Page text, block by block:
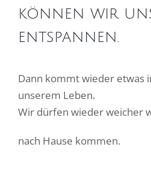
können wir
entspannen.
Dann kommt wieder etwas
unserem Leben.
Wir dürfen wieder weicher
nach Hause kommen.